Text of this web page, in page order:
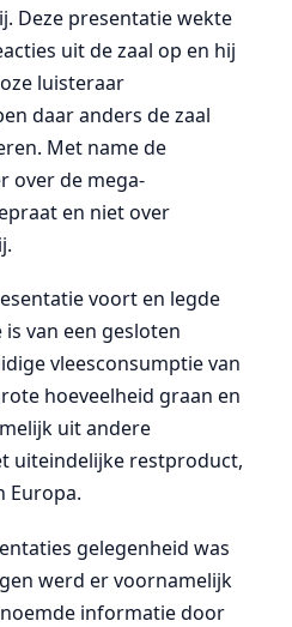
Deze presentatie wekte
uit de zaal op en hij
luisteraar
daar anders de zaal
Met name de
over de mega-
en niet over
voort en legde
van een gesloten
vleesconsumptie van
hoeveelheid graan en
uit andere
uiteindelijke restproduct,
Europa.
gelegenheid was
werd er voornamelijk
informatie door